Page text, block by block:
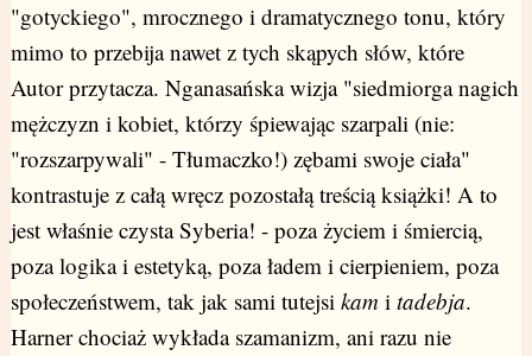
"gotyckiego", mrocznego i dramatycznego tonu, który
mimo to przebija nawet z tych skąpych słów, które
Autor przytacza. Nganasańska wizja "siedmiorga nagich
mężczyzn i kobiet, którzy śpiewając szarpali (nie:
"rozszarpywali" - Tłumaczko!) zębami swoje ciała"
kontrastuje z całą wręcz pozostałą treścią książki! A to
jest właśnie czysta Syberia! - poza życiem i śmiercią,
poza logika i estetyką, poza ładem i cierpieniem, poza
społeczeństwem, tak jak sami tutejsi kami tadebja.
Harner chociaż wykłada szamanizm, ani razu nie